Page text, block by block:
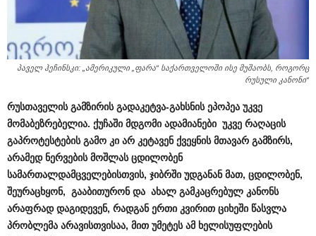
პაველ ჰეჩინსკი: „ამერიკული „ფარა“ საქართველოში ისე მუშაობს, როგორც
რუსული კანონი“
რუსთაველის გამზირის გადაკეტვა-გახსნის ეპოპეა უკვე
მომაბეზრებელია. ქუჩაში მდგომი ადამიანები უკვე რაღაცის
გაპროტესტების გამო კი არ კეტავენ ქვეყნის მთავარ გამზირს,
არამედ ნერვების მოშლას ცდილობენ
სამართალდამცველებისთვის, ჯიბრში უდგანან მათ, ცდილობენ,
შეურაცხყონ, გააბითურონ და ახალ გამკაცრებულ კანონს
არაფრად დაგიდევენ, რადგან ერთი კვირით ციხეში წასვლა
პრობლემა არავისთვისაა, მით უმეტეს ამ ხელისუფლების